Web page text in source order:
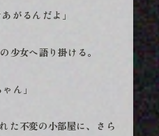
がるんだよ」
少女へ語り掛ける。
ん」
た不変の小部屋に、さら